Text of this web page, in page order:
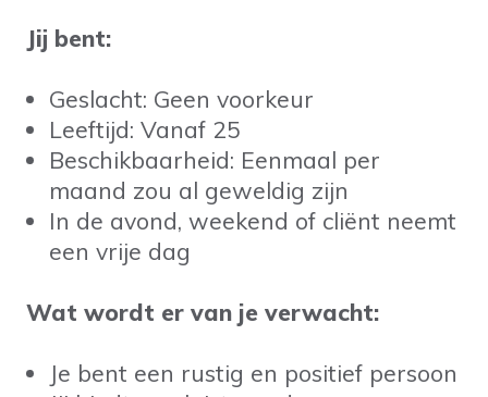
Jij bent:
Geslacht: Geen voorkeur
Leeftijd: Vanaf 25
Beschikbaarheid: Eenmaal per
maand zou al geweldig zijn
In de avond, weekend of cliënt neemt
een vrije dag
Wat wordt er van je verwacht:
Je bent een rustig en positief persoon